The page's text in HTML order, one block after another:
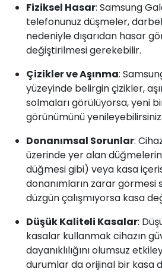
Fiziksel Hasar: Samsung
telefonunuz düşmeler,
nedeniyle dışarıdan hasar
değiştirilmesi gerekebilir.
Çizikler ve Aşınma:
yüzeyinde belirgin çizikler,
solmaları görülüyorsa, yeni
görünümünü yenileyebilirsiniz.
Donanımsal Sorunlar:
üzerinde yer alan
düğmesi gibi) veya kasa
donanımların zarar görmesi
düzgün çalışmıyorsa kasa
Düşük Kaliteli Kasalar:
kasalar kullanmak cihazın
dayanıklılığını olumsuz
durumlar da orijinal bir kasa